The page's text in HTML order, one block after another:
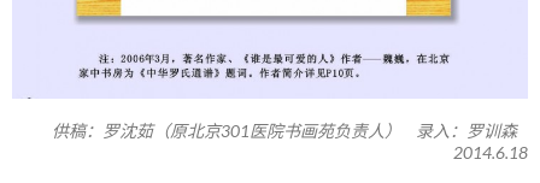
供稿：罗沈茹（原北京301医院书画苑负责人） 录入：罗训森
2014.6.18